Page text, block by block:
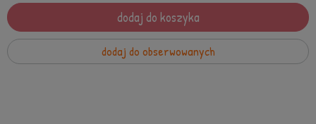
dodaj do koszyka
dodaj do obserwowanych